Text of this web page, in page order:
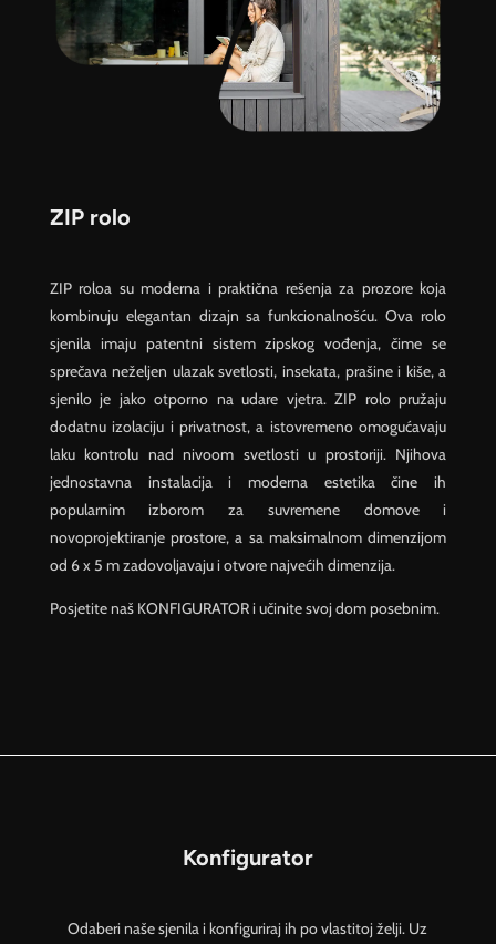
ZIP rolo
ZIP roloa su moderna i praktična rešenja za prozore koja
kombinuju elegantan dizajn sa funkcionalnošću. Ova rolo
sjenila imaju patentni sistem zipskog vođenja, čime se
sprečava neželjen ulazak svetlosti, insekata, prašine i kiše, a
sjenilo je jako otporno na udare vjetra. ZIP rolo pružaju
dodatnu izolaciju i privatnost, a istovremeno omogućavaju
laku kontrolu nad nivoom svetlosti u prostoriji. Njihova
jednostavna instalacija i moderna estetika čine ih
popularnim izborom za suvremene domove i
novoprojektiranje prostore, a sa maksimalnom dimenzijom
od 6 x 5 m zadovoljavaju i otvore najvećih dimenzija.
Posjetite naš KONFIGURATOR i učinite svoj dom posebnim.
Konfigurator
Odaberi naše sjenila i konfiguriraj ih po vlastitoj želji. Uz